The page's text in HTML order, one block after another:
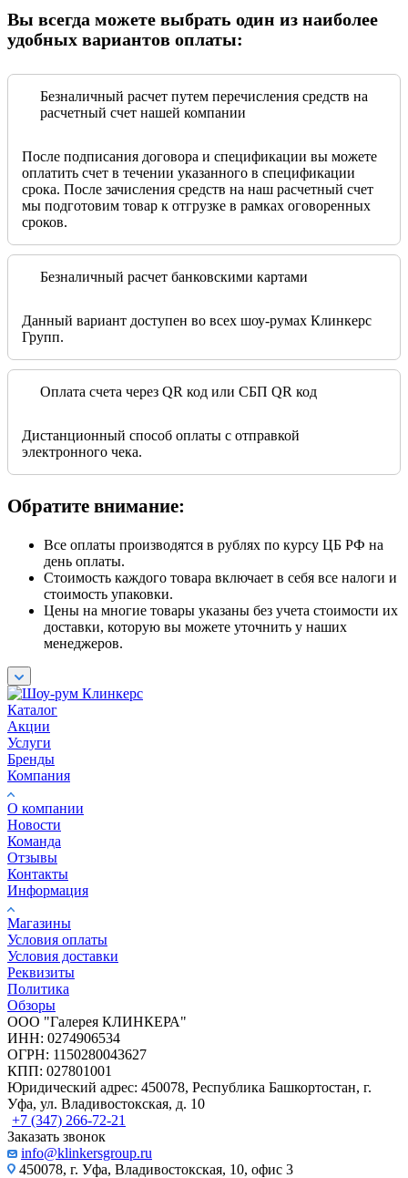
Вы всегда можете выбрать один из наиболее
удобных вариантов оплаты:
Безналичный расчет путем перечисления средств на
расчетный счет нашей компании
После подписания договора и спецификации вы можете
оплатить счет в течении указанного в спецификации
срока. После зачисления средств на наш расчетный счет
мы подготовим товар к отгрузке в рамках оговоренных
сроков.
Безналичный расчет банковскими картами
Данный вариант доступен во всех шоу-румах Клинкерс
Групп.
Оплата счета через QR код или СБП QR код
Дистанционный способ оплаты с отправкой
электронного чека.
Обратите внимание:
Все оплаты производятся в рублях по курсу ЦБ РФ на
день оплаты.
Стоимость каждого товара включает в себя все налоги и
стоимость упаковки.
Цены на многие товары указаны без учета стоимости их
доставки, которую вы можете уточнить у наших
менеджеров.
Каталог
Акции
Услуги
Бренды
Компания
О компании
Новости
Команда
Отзывы
Контакты
Информация
Магазины
Условия оплаты
Условия доставки
Реквизиты
Политика
Обзоры
ООО "Галерея КЛИНКЕРА"
ИНН: 0274906534
ОГРН: 1150280043627
КПП: 027801001
Юридический адрес: 450078, Республика Башкортостан, г.
Уфа, ул. Владивостокская, д. 10
+7 (347) 266-72-21
Заказать звонок
info@klinkersgroup.ru
450078, г. Уфа, Владивостокская, 10, офис 3